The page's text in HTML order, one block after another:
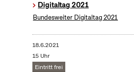
Digitaltag 2021
Bundesweiter Digitaltag 2021
18.6.2021
15 Uhr
Eintritt frei